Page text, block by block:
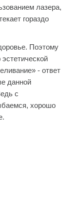
лазера,
гораздо
Поэтому
- ответ
данной
с
хорошо